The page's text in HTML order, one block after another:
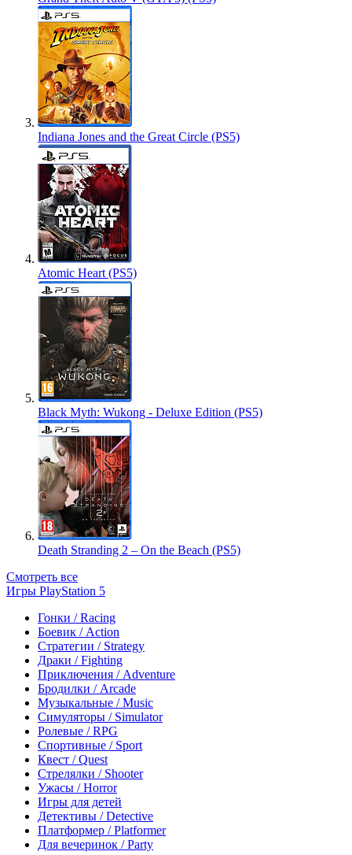
Indiana Jones and the Great Circle (PS5)
Atomic Heart (PS5)
Black Myth: Wukong - Deluxe Edition (PS5)
Death Stranding 2 – On the Beach (PS5)
Смотреть все
Игры PlayStation 5
Гонки / Racing
Боевик / Action
Стратегии / Strategy
Драки / Fighting
Приключения / Adventure
Бродилки / Arcade
Музыкальные / Music
Симуляторы / Simulator
Ролевые / RPG
Спортивные / Sport
Квест / Quest
Стрелялки / Shooter
Ужасы / Horror
Игры для детей
Детективы / Detective
Платформер / Platformer
Для вечеринок / Party